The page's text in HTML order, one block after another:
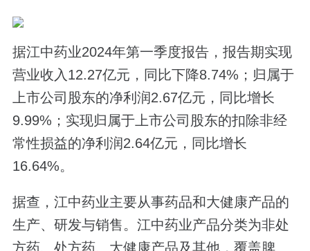
据江中药业2024年第一季度报告，报告期实现
营业收入12.27亿元，同比下降8.74%；归属于
上市公司股东的净利润2.67亿元，同比增长
9.99%；实现归属于上市公司股东的扣除非经
常性损益的净利润2.64亿元，同比增长
16.64%。
据查，江中药业主要从事药品和大健康产品的
生产、研发与销售。江中药业产品分类为非处
方药、处方药、大健康产品及其他，覆盖脾